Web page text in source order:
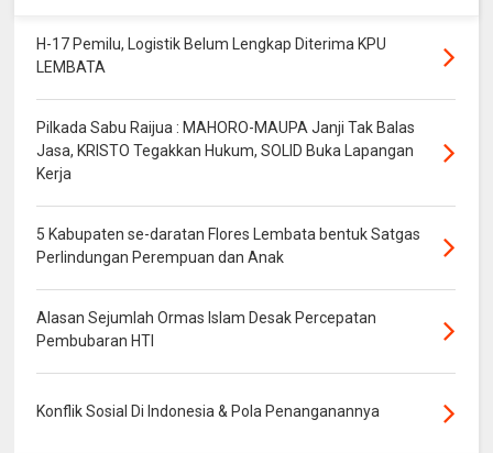
H-17 Pemilu, Logistik Belum Lengkap Diterima KPU
LEMBATA
Pilkada Sabu Raijua : MAHORO-MAUPA Janji Tak Balas
Jasa, KRISTO Tegakkan Hukum, SOLID Buka Lapangan
Kerja
5 Kabupaten se-daratan Flores Lembata bentuk Satgas
Perlindungan Perempuan dan Anak
Alasan Sejumlah Ormas Islam Desak Percepatan
Pembubaran HTI
Konflik Sosial Di Indonesia & Pola Penanganannya